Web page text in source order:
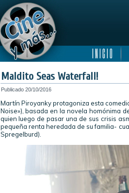
I N I C I O
Maldito Seas Waterfall!
Publicado 20/10/2016
Martín Piroyanky protagoniza esta
Noise»), basada en la novela homónima
quien luego de pasar una de sus crisis
pequeña renta heredada de su familia-
Spregelburd).